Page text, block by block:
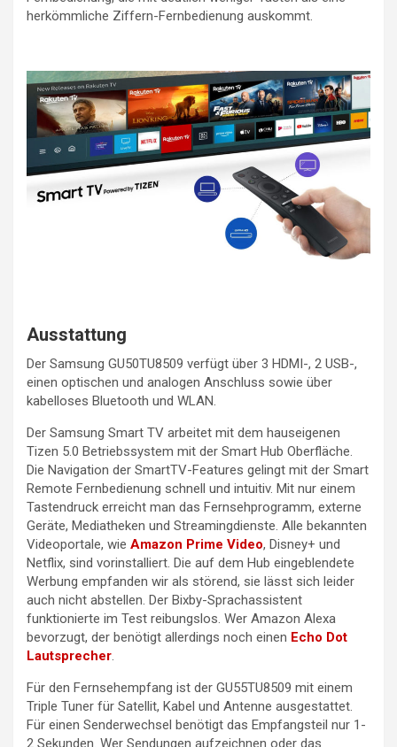
herkömmliche Ziffern-Fernbedienung auskommt.
Ausstattung
Der Samsung GU50TU8509 verfügt über 3 HDMI-, 2 USB-,
einen optischen und analogen Anschluss sowie über
kabelloses Bluetooth und WLAN.
Der Samsung Smart TV arbeitet mit dem hauseigenen
Tizen 5.0 Betriebssystem mit der Smart Hub Oberfläche.
Die Navigation der SmartTV-Features gelingt mit der Smart
Remote Fernbedienung schnell und intuitiv. Mit nur einem
Tastendruck erreicht man das Fernsehprogramm, externe
Geräte, Mediatheken und Streamingdienste. Alle bekannten
Videoportale, wie Amazon Prime Video, Disney+ und
Netflix, sind vorinstalliert. Die auf dem Hub eingeblendete
Werbung empfanden wir als störend, sie lässt sich leider
auch nicht abstellen. Der Bixby-Sprachassistent
funktionierte im Test reibungslos. Wer Amazon Alexa
bevorzugt, der benötigt allerdings noch einen Echo Dot
Lautsprecher.
Für den Fernsehempfang ist der GU55TU8509 mit einem
Triple Tuner für Satellit, Kabel und Antenne ausgestattet.
Für einen Senderwechsel benötigt das Empfangsteil nur 1-
2 Sekunden. Wer Sendungen aufzeichnen oder das